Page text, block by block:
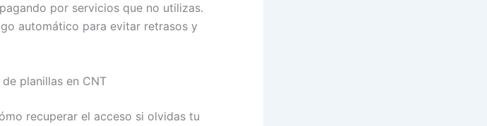
por servicios que no utilizas.
automático para evitar retrasos y
planillas en CNT
recuperar el acceso si olvidas tu